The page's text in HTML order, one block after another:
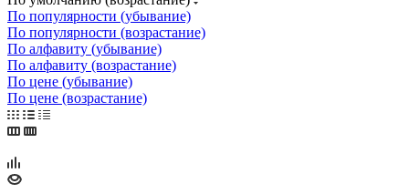
По популярности (убывание)
По популярности (возрастание)
По алфавиту (убывание)
По алфавиту (возрастание)
По цене (убывание)
По цене (возрастание)